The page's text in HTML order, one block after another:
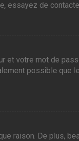
essayez de
et votre mot de
possible que
raison. De plus,